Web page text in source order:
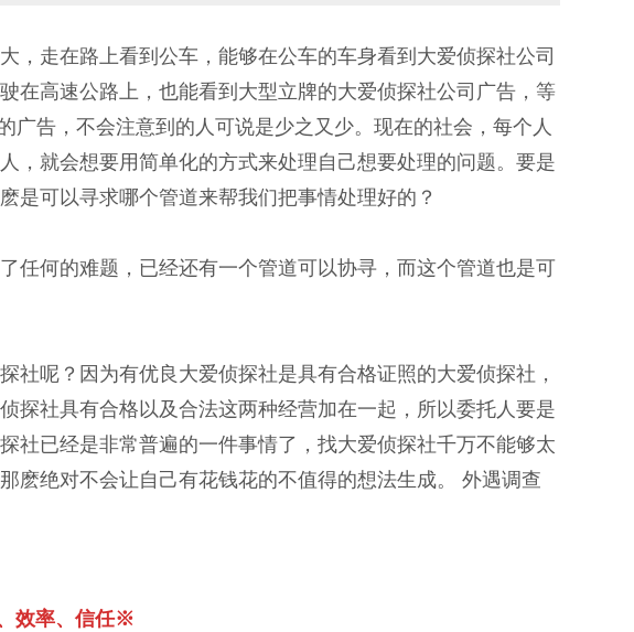
走在路上看到公车，能够在公车的车身看到大爱侦探社公司
在高速公路上，也能看到大型立牌的大爱侦探社公司广告，等
告，不会注意到的人可说是少之又少。现在的社会，每个人
，就会想要用简单化的方式来处理自己想要处理的问题。要是
是可以寻求哪个管道来帮我们把事情处理好的？
任何的难题，已经还有一个管道可以协寻，而这个管道也是可
呢？因为有优良大爱侦探社是具有合格证照的大爱侦探社，
探社具有合格以及合法这两种经营加在一起，所以委托人要是
社已经是非常普遍的一件事情了，找大爱侦探社千万不能够太
麽绝对不会让自己有花钱花的不值得的想法生成。 外遇调查
效率、信任※